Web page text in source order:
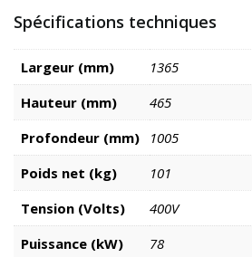
Spécifications techniques
Largeur (mm)
1365
Hauteur (mm)
465
Profondeur (mm)
1005
Poids net (kg)
101
Tension (Volts)
400V
Puissance (kW)
78